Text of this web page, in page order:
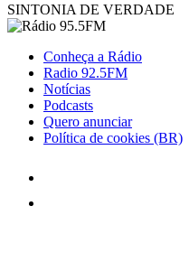
SINTONIA DE VERDADE
Conheça a Rádio
Radio 92.5FM
Notícias
Podcasts
Quero anunciar
Política de cookies (BR)